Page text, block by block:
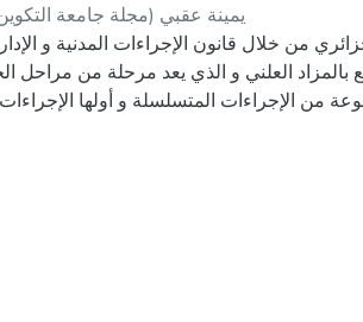
مجلة جامعة) يمينة عقبي
من خلال قانون الإجراءات المدنية و
بالمزاد العلني و الذي يعد مرحلة من مراحل
من الإجراءات المتسلسلة و أولها الإجراءات